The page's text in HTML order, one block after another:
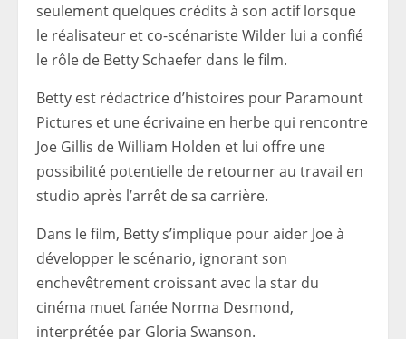
seulement quelques crédits à son actif lorsque
le réalisateur et co-scénariste Wilder lui a confié
le rôle de Betty Schaefer dans le film.
Betty est rédactrice d’histoires pour Paramount
Pictures et une écrivaine en herbe qui rencontre
Joe Gillis de William Holden et lui offre une
possibilité potentielle de retourner au travail en
studio après l’arrêt de sa carrière.
Dans le film, Betty s’implique pour aider Joe à
développer le scénario, ignorant son
enchevêtrement croissant avec la star du
cinéma muet fanée Norma Desmond,
interprétée par Gloria Swanson.